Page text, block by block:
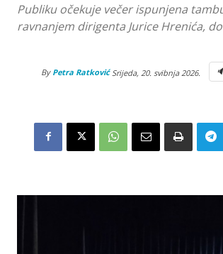
Publiku očekuje večer ispunjena
ravnanjem dirigenta Jurice Hrenića,
By Petra Ratković Srijeda, 20. svibnja 2026.